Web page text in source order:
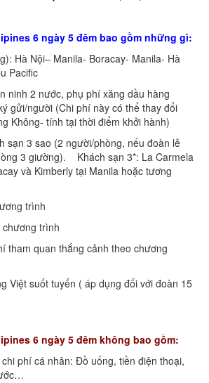
6 ngày 5 đêm bao gồm những gì:
Hà Nội– Manila- Boracay- Manila- Hà
Pacific
ninh 2 nước, phụ phí xăng dầu hàng
gửi/người (Chi phí này có thể thay đổi
Không- tính tại thời điểm khởi hành)
sạn 3 sao (2 người/phòng, nếu đoàn lẻ
3 giường). Khách sạn 3*: La Carmela
và Kimberly tại Manila hoặc tương
trình
chương trình
tham quan thắng cảnh theo chương
Việt suốt tuyến ( áp dụng đối với đoàn 15
6 ngày 5 đêm không bao gồm:
phí cá nhân: Đồ uống, tiền điện thoại,
cước…